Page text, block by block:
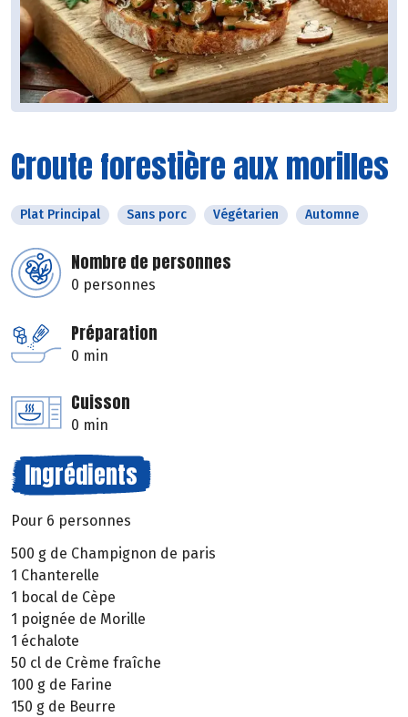
Croute forestière aux morilles
Plat Principal Sans porc Végétarien Automne
Nombre de personnes
0 personnes
Préparation
0 min
Cuisson
0 min
Ingrédients
Pour 6 personnes
500 g de Champignon de paris
1 Chanterelle
1 bocal de Cèpe
1 poignée de Morille
1 échalote
50 cl de Crème fraîche
100 g de Farine
150 g de Beurre